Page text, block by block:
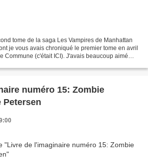
tome de la saga Les Vampires de Manhattan
je vous avais chroniqué le premier tome en avril
Commune (c'était ICI). J'avais beaucoup aimé
numéro 15: Zombie
Petersen